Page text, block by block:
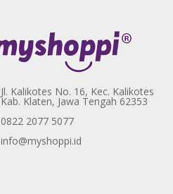
Jl. Kalikotes No. 16, Kec. Kalikotes
Kab. Klaten, Jawa Tengah 62353
0822 2077 5077
info@myshoppi.id